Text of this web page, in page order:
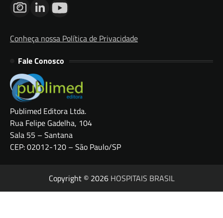
Conheça nossa Política de Privacidade
Fale Conosco
Publimed Editora Ltda.
Rua Felipe Gadelha, 104
Sala 55 – Santana
CEP: 02012-120 – São Paulo/SP
Copyright © 2026 HOSPITAIS BRASIL